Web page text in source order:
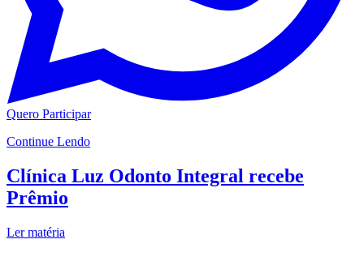
Quero Participar
Continue Lendo
Clínica Luz Odonto Integral recebe
Prêmio
Ler matéria